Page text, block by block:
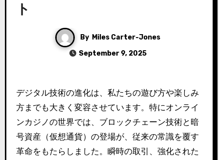
ト
By Miles Carter-Jones
September 9, 2025
デジタル技術の進化は、私たちの遊び方や楽しみ
方までも大きく変容させています。特にオンライ
ンカジノの世界では、ブロックチェーン技術と暗
号資産（仮想通貨）の登場が、従来の常識を覆す
革命をもたらしました。瞬時の取引、強化された